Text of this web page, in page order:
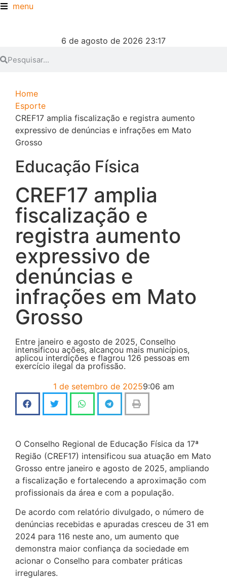
menu
6 de agosto de 2026 23:17
Home
Esporte
CREF17 amplia fiscalização e registra aumento
expressivo de denúncias e infrações em Mato
Grosso
Educação Física
CREF17 amplia
fiscalização e
registra aumento
expressivo de
denúncias e
infrações em Mato
Grosso
Entre janeiro e agosto de 2025, Conselho
intensificou ações, alcançou mais municípios,
aplicou interdições e flagrou 126 pessoas em
exercício ilegal da profissão.
1 de setembro de 20259:06 am
O Conselho Regional de Educação Física da 17ª
Região (CREF17) intensificou sua atuação em Mato
Grosso entre janeiro e agosto de 2025, ampliando
a fiscalização e fortalecendo a aproximação com
profissionais da área e com a população.
De acordo com relatório divulgado, o número de
denúncias recebidas e apuradas cresceu de 31 em
2024 para 116 neste ano, um aumento que
demonstra maior confiança da sociedade em
acionar o Conselho para combater práticas
irregulares.